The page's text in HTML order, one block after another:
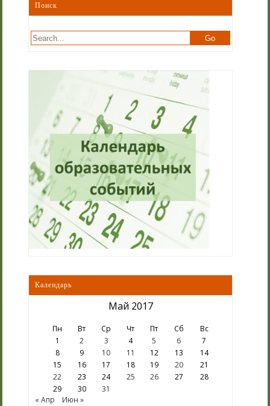
Поиск
Календарь
Май 2017
Пн Вт Ср Чт Пт Сб
Вс
1
2 3 4 5 6
7
8
9 10 11 12 13
14
15
16 17 18 19 20
21
22
23 24 25 26 27
28
29
30
31
« Апр
Июн »